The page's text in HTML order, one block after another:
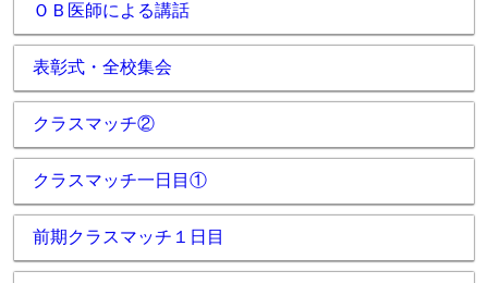
ＯＢ医師による講話
表彰式・全校集会
クラスマッチ②
クラスマッチ一日目①
前期クラスマッチ１日目